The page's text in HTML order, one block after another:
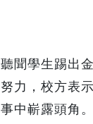
聽聞學生踢出
努力，校方表
事中嶄露頭角。